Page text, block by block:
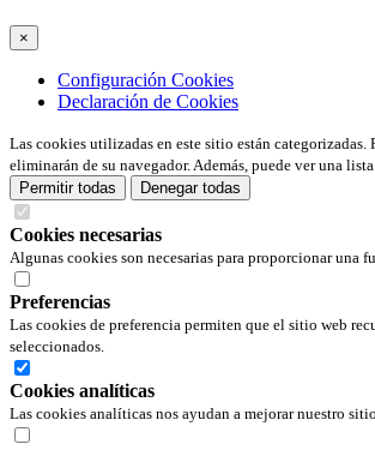
×
Configuración Cookies
Declaración de Cookies
Las cookies utilizadas en este sitio están categorizadas.
eliminarán de su navegador. Además, puede ver una
Permitir todas
Denegar todas
Cookies necesarias
Algunas cookies son necesarias para proporcionar una
Preferencias
Las cookies de preferencia permiten que el sitio web
seleccionados.
Cookies analíticas
Las cookies analíticas nos ayudan a mejorar nuestro